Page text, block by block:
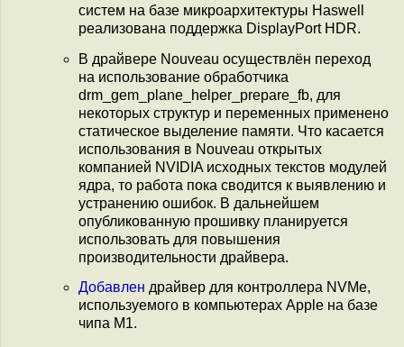
систем на базе микроархитектуры Haswell
реализована поддержка DisplayPort HDR.
В драйвере Nouveau осуществлён переход
на использование обработчика
drm_gem_plane_helper_prepare_fb, для
некоторых структур и переменных применено
статическое выделение памяти. Что касается
использования в Nouveau открытых
компанией NVIDIA исходных текстов модулей
ядра, то работа пока сводится к выявлению и
устранению ошибок. В дальнейшем
опубликованную прошивку планируется
использовать для повышения
производительности драйвера.
Добавлен драйвер для контроллера NVMe,
используемого в компьютерах Apple на базе
чипа M1.